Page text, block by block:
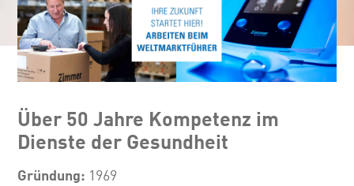
Über 50 Jahre Kompetenz im
Dienste der Gesundheit
Gründung: 1969